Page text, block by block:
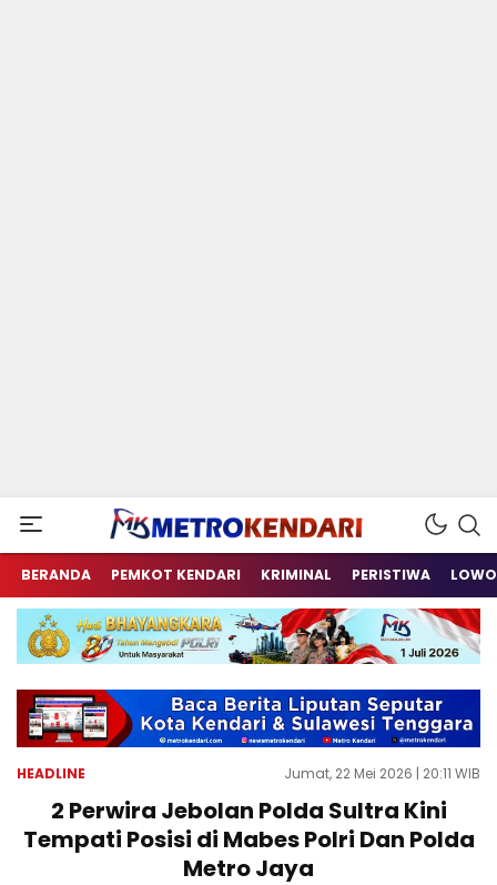
metrokendari
Berita Terkini Sulawesi Tenggara
BERANDA PEMKOT KENDARI KRIMINAL PERISTIWA
HEADLINE Jumat, 22 Mei 2026 | 20:11 WIB
2 Perwira Jebolan Polda Sultra Kini
Tempati Posisi di Mabes Polri Dan Polda
Metro Jaya